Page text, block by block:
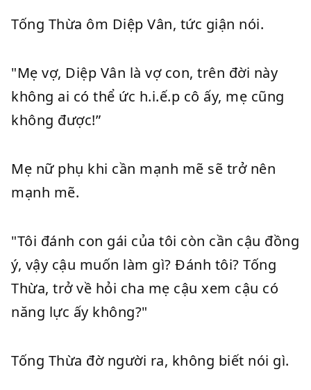
Tống Thừa ôm Diệp Vân, tức giận nói.
"Mẹ vợ, Diệp Vân là vợ con, trên đời này
không ai có thể ức h.i.ế.p cô ấy, mẹ cũng
không được!”
Mẹ nữ phụ khi cần mạnh mẽ sẽ trở nên
mạnh mẽ.
"Tôi đánh con gái của tôi còn cần cậu đồng
ý, vậy cậu muốn làm gì? Đánh tôi? Tống
Thừa, trở về hỏi cha mẹ cậu xem cậu có
năng lực ấy không?"
Tống Thừa đờ người ra, không biết nói gì.